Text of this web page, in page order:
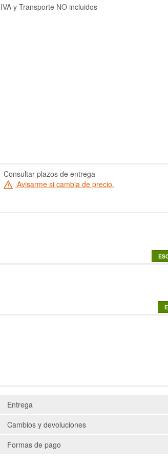
IVA y Transporte NO incluidos
Consultar plazos de entrega
Avisarme si cambia de precio.
Entrega
Cambios y devoluciones
Formas de pago